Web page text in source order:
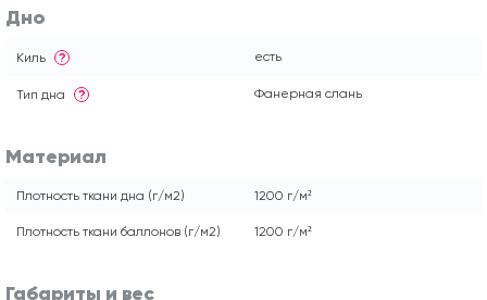
Дно
Киль ? есть
Тип дна ? Фанерная слань
Материал
Плотность ткани дна (г/м2) 1200 г/м²
Плотность ткани баллонов (г/м2) 1200 г/м²
Габариты и вес